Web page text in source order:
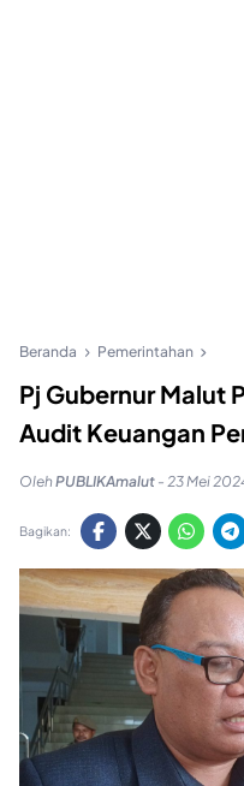
Beranda Pemerintahan
Pj Gubernur Malut
Audit Keuangan
OlehPUBLIKAmalut - 23 Mei
Bagikan: